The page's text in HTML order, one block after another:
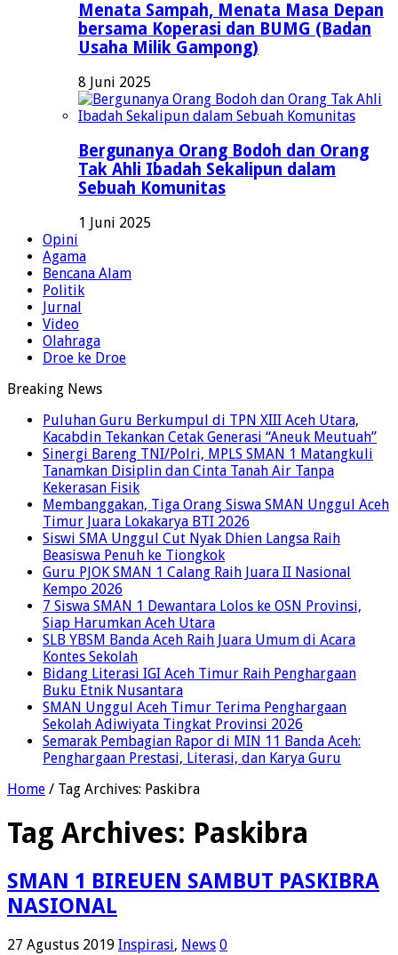
Menata Sampah, Menata Masa Depan
bersama Koperasi dan BUMG (Badan
Usaha Milik Gampong)
8 Juni 2025
Bergunanya Orang Bodoh dan Orang
Tak Ahli Ibadah Sekalipun dalam
Sebuah Komunitas
1 Juni 2025
Opini
Agama
Bencana Alam
Politik
Jurnal
Video
Olahraga
Droe ke Droe
Breaking News
Puluhan Guru Berkumpul di TPN XIII Aceh Utara,
Kacabdin Tekankan Cetak Generasi “Aneuk Meutuah”
Sinergi Bareng TNI/Polri, MPLS SMAN 1 Matangkuli
Tanamkan Disiplin dan Cinta Tanah Air Tanpa
Kekerasan Fisik
Membanggakan, Tiga Orang Siswa SMAN Unggul Aceh
Timur Juara Lokakarya BTI 2026
Siswi SMA Unggul Cut Nyak Dhien Langsa Raih
Beasiswa Penuh ke Tiongkok
Guru PJOK SMAN 1 Calang Raih Juara II Nasional
Kempo 2026
7 Siswa SMAN 1 Dewantara Lolos ke OSN Provinsi,
Siap Harumkan Aceh Utara
SLB YBSM Banda Aceh Raih Juara Umum di Acara
Kontes Sekolah
Bidang Literasi IGI Aceh Timur Raih Penghargaan
Buku Etnik Nusantara
SMAN Unggul Aceh Timur Terima Penghargaan
Sekolah Adiwiyata Tingkat Provinsi 2026
Semarak Pembagian Rapor di MIN 11 Banda Aceh:
Penghargaan Prestasi, Literasi, dan Karya Guru
Home / Tag Archives: Paskibra
Tag Archives: Paskibra
SMAN 1 BIREUEN SAMBUT PASKIBRA
NASIONAL
27 Agustus 2019 Inspirasi, News 0